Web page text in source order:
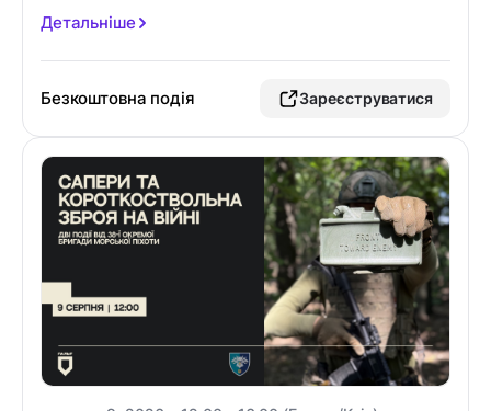
Детальніше
Безкоштовна подія Зареєструватися